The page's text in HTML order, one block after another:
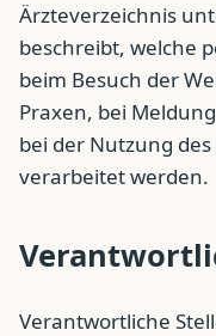
Ärzteverzeichnis
beschreibt, welche
beim Besuch der
Praxen, bei
bei der Nutzung
verarbeitet werden.
Verantwortliche